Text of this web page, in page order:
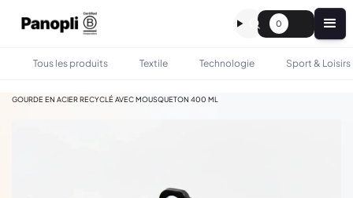
0
Tous les produits Textile Technologie Sport & Loisirs
GOURDE EN ACIER RECYCLÉ AVEC MOUSQUETON 400 ML